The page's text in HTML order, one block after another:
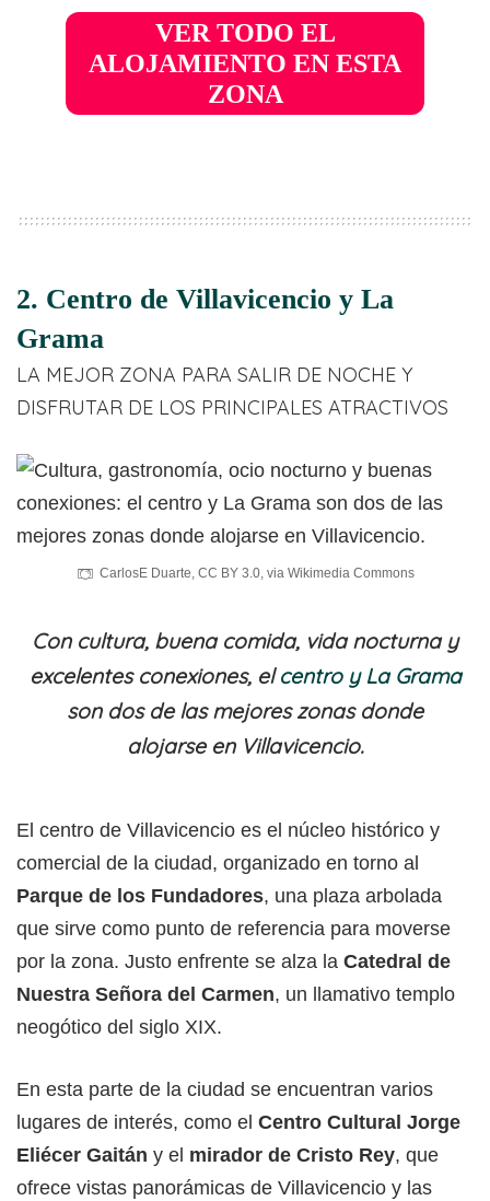
VER TODO EL
ALOJAMIENTO EN ESTA
ZONA
2. Centro de Villavicencio y La
Grama
LA MEJOR ZONA PARA SALIR DE NOCHE Y
DISFRUTAR DE LOS PRINCIPALES ATRACTIVOS
CarlosE Duarte, CC BY 3.0, via Wikimedia Commons
Con cultura, buena comida, vida nocturna y
excelentes conexiones, elcentro y La Grama
son dos de las mejores zonas donde
alojarse en Villavicencio.
El centro de Villavicencio es el núcleo histórico y
comercial de la ciudad, organizado en torno al
Parque de los Fundadores, una plaza arbolada
que sirve como punto de referencia para moverse
por la zona. Justo enfrente se alza la Catedral de
Nuestra Señora del Carmen, un llamativo templo
neogótico del siglo XIX.
En esta parte de la ciudad se encuentran varios
lugares de interés, como el Centro Cultural Jorge
Eliécer Gaitán y el mirador de Cristo Rey, que
ofrece vistas panorámicas de Villavicencio y las